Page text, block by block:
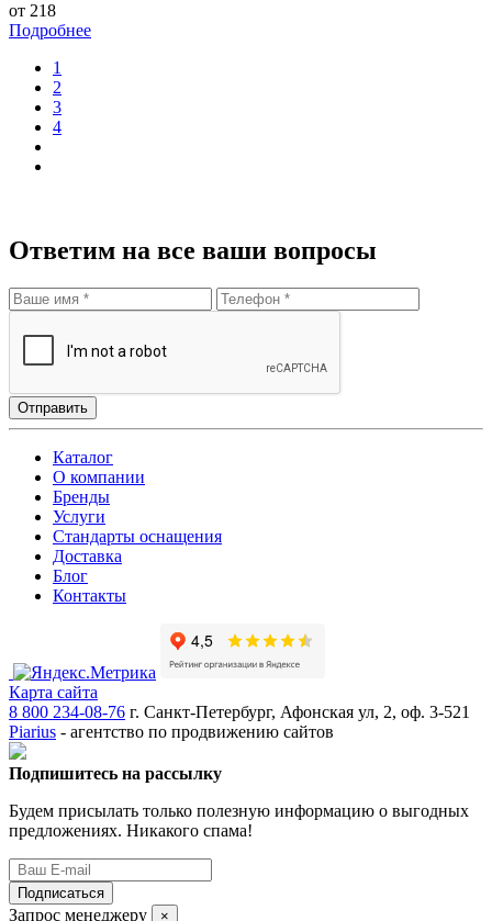
от 218
Подробнее
1
2
3
4
Ответим на все ваши вопросы
Отправить
Каталог
О компании
Бренды
Услуги
Стандарты оснащения
Доставка
Блог
Контакты
Карта сайта
8 800 234-08-76 г. Санкт-Петербург, Афонская ул, 2, оф. 3-521
Piarius - агентство по продвижению сайтов
Подпишитесь на рассылку
Будем присылать только полезную информацию о выгодных
предложениях. Никакого спама!
Подписаться
Запрос менеджеру ×